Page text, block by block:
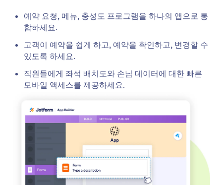
예약 요청, 메뉴, 충성도 프로그램을 하나의 앱으로 통
합하세요.
고객이 예약을 쉽게 하고, 예약을 확인하고, 변경할 수
있도록 하세요.
직원들에게 좌석 배치도와 손님 데이터에 대한 빠른
모바일 액세스를 제공하세요.